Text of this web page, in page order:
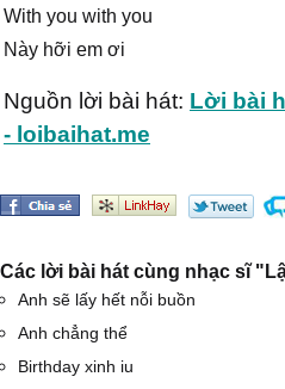
With you with you
Này hỡi em ơi
Nguồn lời bài hát: Lời bài
- loibaihat.me
Các lời bài hát cùng nhạc sĩ
Anh sẽ lấy hết nỗi buồn
Anh chẳng thể
Birthday xinh iu